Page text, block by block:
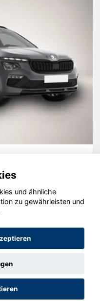
2020 - 2026
und ähnliche
zu gewährleisten und